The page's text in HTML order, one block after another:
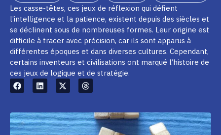
Les casse-têtes, ces jeux de réflexion qui défient
l’intelligence et la patience, existent depuis des siècles et
se déclinent sous de nombreuses formes. Leur origine est
difficile à tracer avec précision, car ils sont apparus à
différentes époques et dans diverses cultures. Cependant,
certains inventeurs et civilisations ont marqué l’histoire de
ces jeux de logique et de stratégie.